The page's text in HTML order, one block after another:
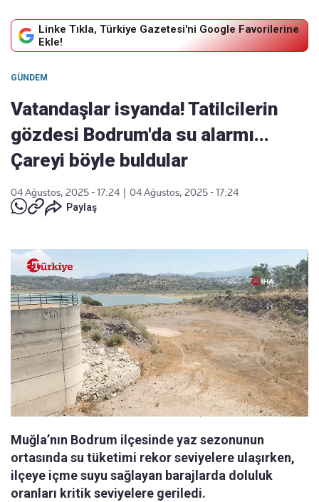
Linke Tıkla, Türkiye Gazetesi'ni Google Favorilerine
Ekle!
GÜNDEM
Vatandaşlar isyanda! Tatilcilerin
gözdesi Bodrum'da su alarmı...
Çareyi böyle buldular
04 Ağustos, 2025 - 17:24
04 Ağustos, 2025 - 17:24
Paylaş
Muğla’nın Bodrum ilçesinde yaz sezonunun
ortasında su tüketimi rekor seviyelere ulaşırken,
ilçeye içme suyu sağlayan barajlarda doluluk
oranları kritik seviyelere geriledi.